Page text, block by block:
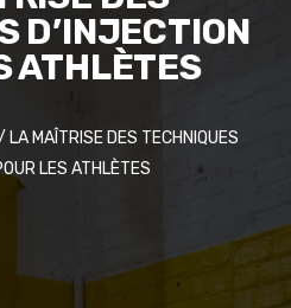
D’INJECTION
ATHLÈTES
LA MAÎTRISE DES TECHNIQUES
LES ATHLÈTES